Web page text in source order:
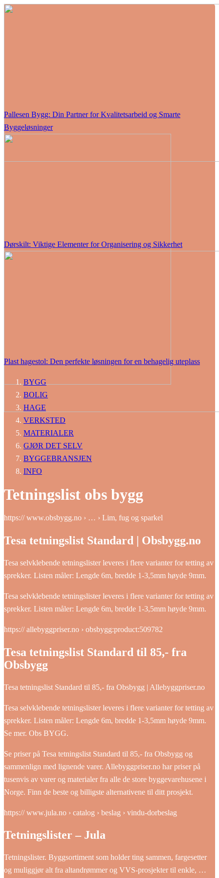
Pallesen Bygg: Din Partner for Kvalitetsarbeid og Smarte
Byggeløsninger
Dørskilt: Viktige Elementer for Organisering og Sikkerhet
Plast hagestol: Den perfekte løsningen for en behagelig uteplass
BYGG
BOLIG
HAGE
VERKSTED
MATERIALER
GJØR DET SELV
BYGGEBRANSJEN
INFO
Tetningslist obs bygg
https:// www.obsbygg.no › … › Lim, fug og sparkel
Tesa tetningslist Standard | Obsbygg.no
Tesa selvklebende tetningslister leveres i flere varianter for tetting av
sprekker. Listen måler: Lengde 6m, bredde 1-3,5mm høyde 9mm.
Tesa selvklebende tetningslister leveres i flere varianter for tetting av
sprekker. Listen måler: Lengde 6m, bredde 1-3,5mm høyde 9mm.
https:// allebyggpriser.no › obsbygg:product:509782
Tesa tetningslist Standard til 85,- fra
Obsbygg
Tesa tetningslist Standard til 85,- fra Obsbygg | Allebyggpriser.no
Tesa selvklebende tetningslister leveres i flere varianter for tetting av
sprekker. Listen måler: Lengde 6m, bredde 1-3,5mm høyde 9mm.
Se mer. Obs BYGG.
Se priser på Tesa tetningslist Standard til 85,- fra Obsbygg og
sammenlign med lignende varer. Allebyggpriser.no har priser på
tusenvis av varer og materialer fra alle de store byggevarehusene i
Norge. Finn de beste og billigste alternativene til ditt prosjekt.
https:// www.jula.no › catalog › beslag › vindu-dorbeslag
Tetningslister – Jula
Tetningslister. Byggsortiment som holder ting sammen, fargesetter
og muliggjør alt fra altandrømmer og VVS-prosjekter til enkle, …